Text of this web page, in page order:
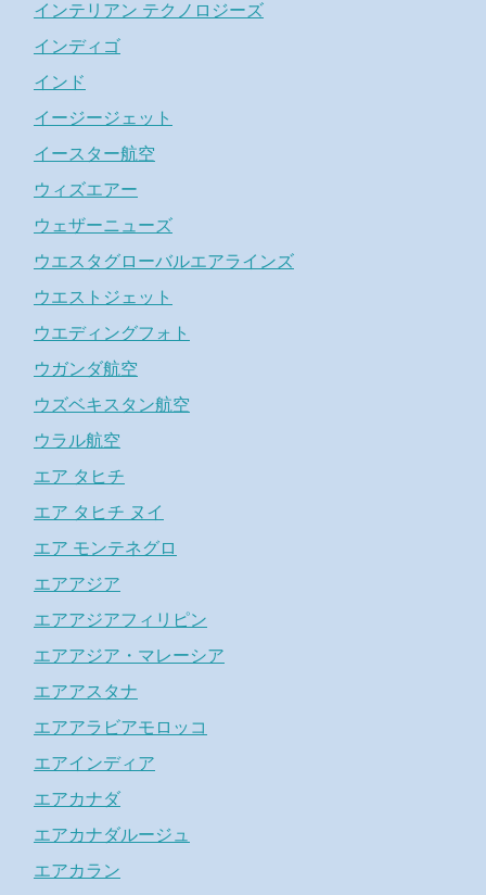
インテリアン テクノロジーズ
インディゴ
インド
イージージェット
イースター航空
ウィズエアー
ウェザーニューズ
ウエスタグローバルエアラインズ
ウエストジェット
ウエディングフォト
ウガンダ航空
ウズベキスタン航空
ウラル航空
エア タヒチ
エア タヒチ ヌイ
エア モンテネグロ
エアアジア
エアアジアフィリピン
エアアジア・マレーシア
エアアスタナ
エアアラビアモロッコ
エアインディア
エアカナダ
エアカナダルージュ
エアカラン